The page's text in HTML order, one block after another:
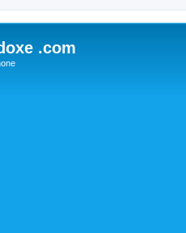
.com